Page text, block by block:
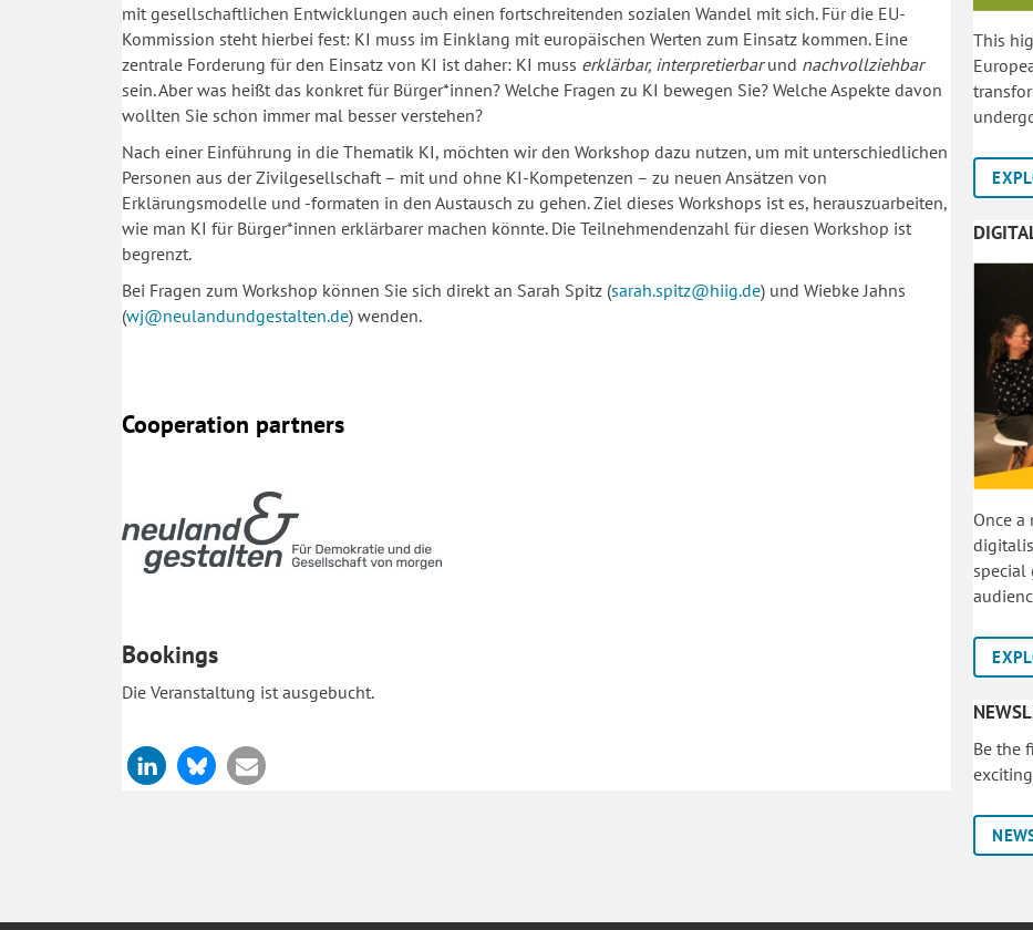
mit gesellschaftlichen Entwicklungen auch einen fortschreitenden sozialen Wandel mit sich. Für die EU-
Kommission steht hierbei fest: KI muss im Einklang mit europäischen Werten zum Einsatz kommen. Eine
zentrale Forderung für den Einsatz von KI ist daher: KI muss erklärbar, interpretierbarund nachvollziehbar
sein. Aber was heißt das konkret für Bürger*innen? Welche Fragen zu KI bewegen Sie? Welche Aspekte davon
wollten Sie schon immer mal besser verstehen?
Nach einer Einführung in die Thematik KI, möchten wir den Workshop dazu nutzen, um mit unterschiedlichen
Personen aus der Zivilgesellschaft – mit und ohne KI-Kompetenzen – zu neuen Ansätzen von
Erklärungsmodelle und -formaten in den Austausch zu gehen. Ziel dieses Workshops ist es, herauszuarbeiten,
wie man KI für Bürger*innen erklärbarer machen könnte. Die Teilnehmendenzahl für diesen Workshop ist
begrenzt.
Bei Fragen zum Workshop können Sie sich direkt an Sarah Spitz (sarah.spitz@hiig.de) und Wiebke Jahns
(wj@neulandundgestalten.de) wenden.
Cooperation partners
Bookings
Die Veranstaltung ist ausgebucht.
This
Once
special
Be the